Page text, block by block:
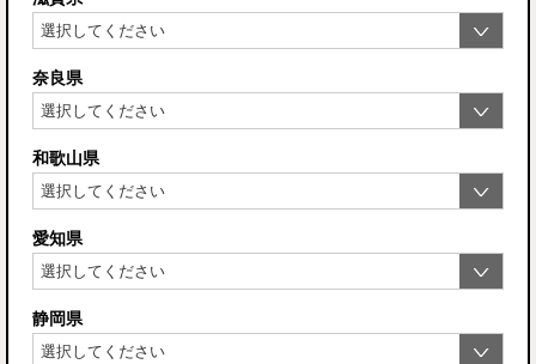
奈良県
和歌山県
愛知県
静岡県